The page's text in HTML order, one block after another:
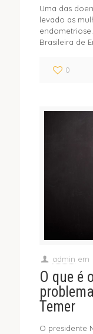
Uma das
levado as
Brasileira de
0
admin em
O que é
Temer
O presidente